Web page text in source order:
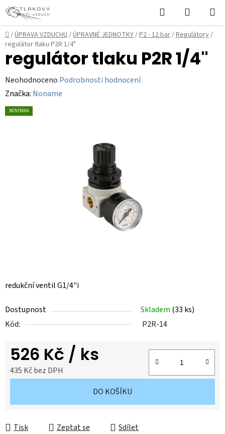
Přejít
na
obsah
Hledat
KOŠÍK
Domů
/ÚPRAVA VZDUCHU/ÚPRAVNÉ JEDNOTKY/P2 - 12 bar/Regulátory/
regulátor tlaku P2R 1/4"
redukční ventil G1/4"i
Dostupnost Skladem (33 ks)
Kód:
P2R-14
526 Kč / ks
435 Kč bez DPH
DO KOŠÍKU
Tisk Zeptat se Sdílet
regulátor tlaku P2R 1/4"
Průměrné
hodnocení
produktu
Neohodnoceno Podrobnosti hodnocení
Značka: Noname
NOVINKA